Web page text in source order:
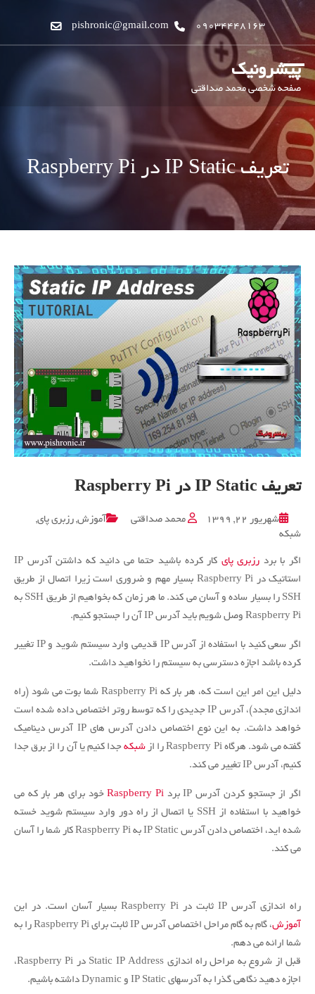
09034448163
pishronic@gmail.com
پیشرونیک
صفحه شخصی محمد صداقتی
تعریف IP Static در Raspberry Pi
تعریف IP Static در Raspberry Pi
شهریور ۲۲, ۱۳۹۹ محمد صداقتی آموزش, رزبری پای,
شبکه
اگر با برد رزبری پای
کار کرده باشید حتما می دانید که داشتن آدرس IP
استاتیک در Raspberry Pi بسیار مهم و ضروری است زیرا اتصال از طریق
SSH را بسیار ساده و آسان می کند.
ما هر زمان که بخواهیم از طریق SSH به
Raspberry Pi وصل شویم باید آدرس IP آن را جستجو کنیم.
اگر سعی کنید با استفاده از آدرس IP قدیمی وارد سیستم شوید و IP تغییر
کرده باشد اجازه دسترسی به سیستم را نخواهید داشت.
دلیل این امر این است که، هر بار که Raspberry Pi شما بوت می شود (راه
اندازی مجدد)، آدرس IP جدیدی را که توسط روتر اختصاص داده شده است
خواهد داشت.
به این نوع اختصاص دادن آدرس های IP آدرس دینامیک
گفته می شود. هرگاه Raspberry Pi را از شبکه جدا کنیم یا آن را از برق جدا
کنیم، آدرس IP تغییر می کند.
اگر از جستجو کردن آدرس IP برد Raspberry Piخود برای هر بار که می
خواهید با استفاده از SSH یا اتصال از راه دور وارد سیستم شوید خسته
شده اید، اختصاص دادن آدرس IP Static به Raspberry Pi کار شما را آسان
می کند.
راه اندازی آدرس IP ثابت در Raspberry Pi بسیار آسان است.
در این
آموزش
، گام به گام مراحل اختصاص آدرس IP ثابت برای Raspberry Pi را به
شما ارائه می دهم.
قبل از شروع به مراحل راه اندازی Static IP Address در Raspberry Pi،
اجازه دهید نگاهی گذرا به آدرسهای IP Static و Dynamic داشته باشیم.